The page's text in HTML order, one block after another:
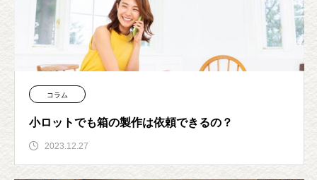
コラム
小ロットでも箱の製作は依頼できるの？
2023.12.27